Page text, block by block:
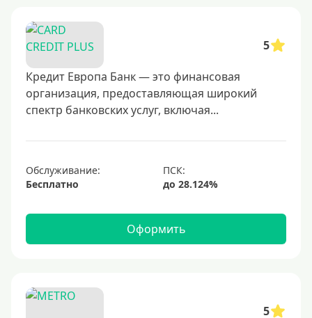
25000 руб
30000 руб
40000 руб
50000 руб
60000 руб
70000 руб
100000 руб
350000 руб
5
Кредит Европа Банк — это финансовая
организация, предоставляющая широкий
спектр банковских услуг, включая...
Обслуживание:
Бесплатно
Оформить
5